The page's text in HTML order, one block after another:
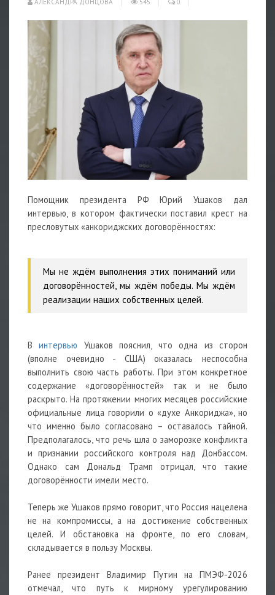
АЛЕКСАНДРА ДОНЦОВА 545 0
Помощник президента РФ Юрий Ушаков дал
интервью, в котором фактически поставил крест на
пресловутых «анкориджских договорённостях:
Мы не ждём выполнения этих пониманий или
договорённостей, мы ждём победы. Мы ждём
реализации наших собственных целей.
В интервью
Ушаков пояснил, что одна из сторон
(вполне очевидно - США) оказалась неспособна
выполнить свою часть работы. При этом конкретное
содержание «договорённостей» так и не было
раскрыто. На протяжении многих месяцев российские
официальные лица говорили о «духе Анкориджа», но
что именно было согласовано – оставалось тайной.
Предполагалось, что речь шла о заморозке конфликта
и признании российского контроля над Донбассом.
Однако сам Дональд Трамп отрицал, что такие
договорённости имели место.
Теперь же Ушаков прямо говорит, что Россия нацелена
не на компромиссы, а на достижение собственных
целей. И обстановка на фронте, по его словам,
складывается в пользу Москвы.
Ранее президент Владимир Путин на ПМЭФ-2026
отмечал, что путь к мирному урегулированию